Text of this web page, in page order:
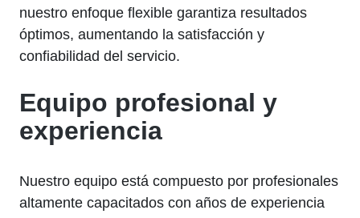
nuestro enfoque flexible garantiza resultados
óptimos, aumentando la satisfacción y
confiabilidad del servicio.
Equipo profesional y
experiencia
Nuestro equipo está compuesto por profesionales
altamente capacitados con años de experiencia